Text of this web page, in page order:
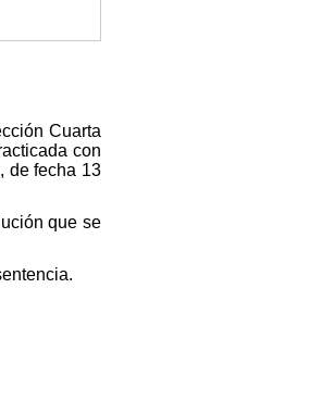
Cuarta
con
de fecha 13
que se